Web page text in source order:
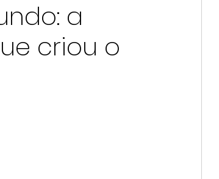
Alerta Digital
a
criou o